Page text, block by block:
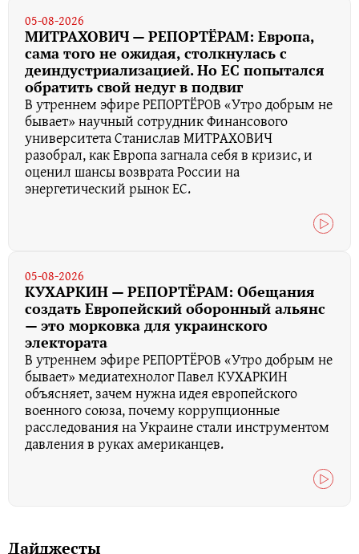
05-08-2026
МИТРАХОВИЧ — РЕПОРТЁРАМ: Европа,
сама того не ожидая, столкнулась с
деиндустриализацией. Но ЕС попытался
обратить свой недуг в подвиг
В утреннем эфире РЕПОРТЁРОВ «Утро добрым не
бывает» научный сотрудник Финансового
университета Станислав МИТРАХОВИЧ
разобрал, как Европа загнала себя в кризис, и
оценил шансы возврата России на
энергетический рынок ЕС.
05-08-2026
КУХАРКИН — РЕПОРТЁРАМ: Обещания
создать Европейский оборонный альянс
— это морковка для украинского
электората
В утреннем эфире РЕПОРТЁРОВ «Утро добрым не
бывает» медиатехнолог Павел КУХАРКИН
объясняет, зачем нужна идея европейского
военного союза, почему коррупционные
расследования на Украине стали инструментом
давления в руках американцев.
Дайджесты